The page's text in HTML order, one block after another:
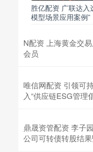
胜亿配资 广联达入
模型场景应用案例”
N配资 上海黄金交
会员
唯信网配资 引领可
入“供应链ESG管理
鼎晟资管配资 李子
公司可转债转股结